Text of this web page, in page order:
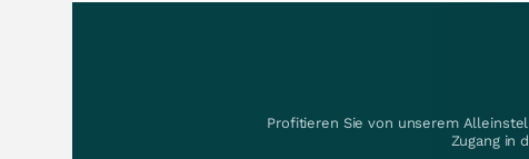
Profitieren Sie von unserem
Zugang in